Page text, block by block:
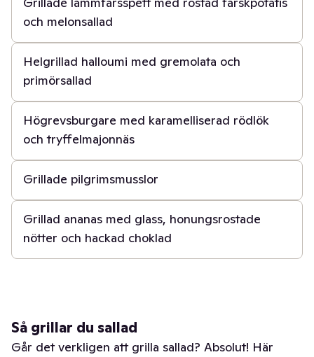
och melonsallad
40 min
Helgrillad halloumi med gremolata och
primörsallad
40 min
Högrevsburgare med karamelliserad rödlök
och tryffelmajonnäs
30 min
Grillade pilgrimsmusslor
20 min
Grillad ananas med glass, honungsrostade
nötter och hackad choklad
Så grillar du sallad
Går det verkligen att grilla sallad? Absolut! Här